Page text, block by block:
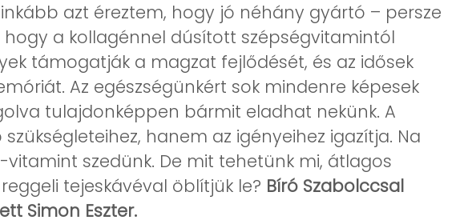
azt éreztem, hogy jó néhány gyártó – persze
hogy a kollagénnel dúsított szépségvitamintól
támogatják a magzat fejlődését, és az idősek
Az egészségünkért sok mindenre képesek
tulajdonképpen bármit eladhat nekünk. A
hanem az igényeihez igazítja. Na
-vitamint szedünk. De mit tehetünk mi, átlagos
tejeskávéval öblítjük le? Bíró Szabolccsal
Simon Eszter.